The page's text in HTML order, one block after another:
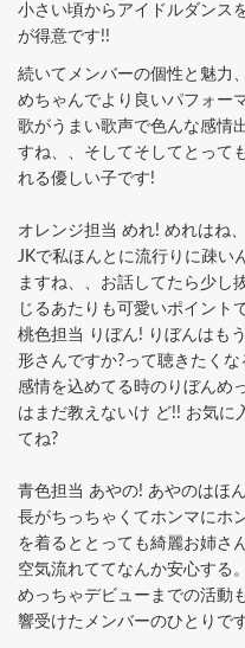
小さい頃からアイドルダンス
が得意です!!
続いてメンバーの個性と魅力
めちゃんでより良いパフォー
歌がうまい歌声で色んな感情
すね、、そしてそしてとって
れる優しい子です!
オレンジ担当 めれ! めれはね
JKで私ほんとに流行りに疎い
ますね、、お話してたら少し
じるあたりも可愛いポイント
桃色担当 りぼん! りぼんはも
形さんですか?って聴きたく
感情を込めてる時のりぼんめ
はまだ教えないけ ど!! お気に
てね?
青色担当 あやの! あやのはほ
長がちっちゃくてホンマにホ
を着るととっても綺麗お姉さ
空気流れててなんか安心する。
めっちゃデビューまでの活動
響受けたメンバーのひとりで